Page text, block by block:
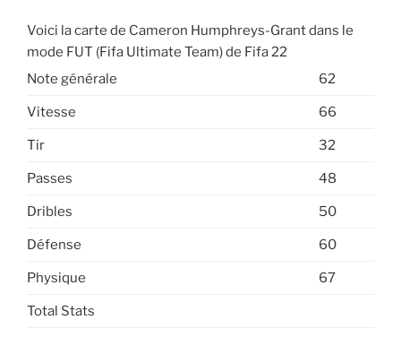
Voici la carte de Cameron Humphreys-Grant dans le
mode FUT (Fifa Ultimate Team) de Fifa 22
Note générale
62
Vitesse 66
Tir 32
Passes 48
Dribles 50
Défense 60
Physique 67
Total Stats